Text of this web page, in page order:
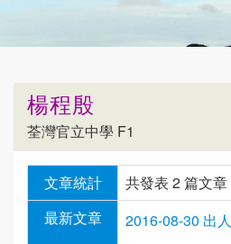
楊程殷
荃灣官立中學 F1
文章統計
共發表 2 篇文
最新文章
2016-08-30 出